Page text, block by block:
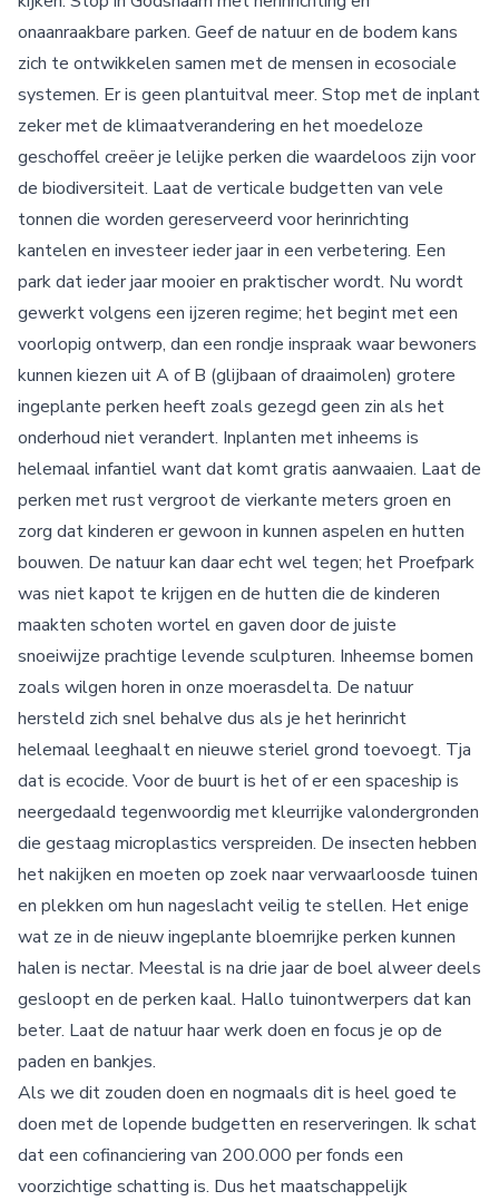
onaanraakbare parken. Geef de natuur en de bodem kans
zich te ontwikkelen samen met de mensen in ecosociale
systemen. Er is geen plantuitval meer. Stop met de inplant
zeker met de klimaatverandering en het moedeloze
geschoffel creëer je lelijke perken die waardeloos zijn voor
de biodiversiteit. Laat de verticale budgetten van vele
tonnen die worden gereserveerd voor herinrichting
kantelen en investeer ieder jaar in een verbetering. Een
park dat ieder jaar mooier en praktischer wordt. Nu wordt
gewerkt volgens een ijzeren regime; het begint met een
voorlopig ontwerp, dan een rondje inspraak waar bewoners
kunnen kiezen uit A of B (glijbaan of draaimolen) grotere
ingeplante perken heeft zoals gezegd geen zin als het
onderhoud niet verandert. Inplanten met inheems is
helemaal infantiel want dat komt gratis aanwaaien. Laat de
perken met rust vergroot de vierkante meters groen en
zorg dat kinderen er gewoon in kunnen aspelen en hutten
bouwen. De natuur kan daar echt wel tegen; het Proefpark
was niet kapot te krijgen en de hutten die de kinderen
maakten schoten wortel en gaven door de juiste
snoeiwijze prachtige levende sculpturen. Inheemse bomen
zoals wilgen horen in onze moerasdelta. De natuur
hersteld zich snel behalve dus als je het herinricht
helemaal leeghaalt en nieuwe steriel grond toevoegt. Tja
dat is ecocide. Voor de buurt is het of er een spaceship is
neergedaald tegenwoordig met kleurrijke valondergronden
die gestaag microplastics verspreiden. De insecten hebben
het nakijken en moeten op zoek naar verwaarloosde tuinen
en plekken om hun nageslacht veilig te stellen. Het enige
wat ze in de nieuw ingeplante bloemrijke perken kunnen
halen is nectar. Meestal is na drie jaar de boel alweer deels
gesloopt en de perken kaal. Hallo tuinontwerpers dat kan
beter. Laat de natuur haar werk doen en focus je op de
paden en bankjes.
Als we dit zouden doen en nogmaals dit is heel goed te
doen met de lopende budgetten en reserveringen. Ik schat
dat een cofinanciering van 200.000 per fonds een
voorzichtige schatting is. Dus het maatschappelijk